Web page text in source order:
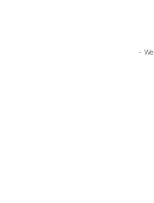
-